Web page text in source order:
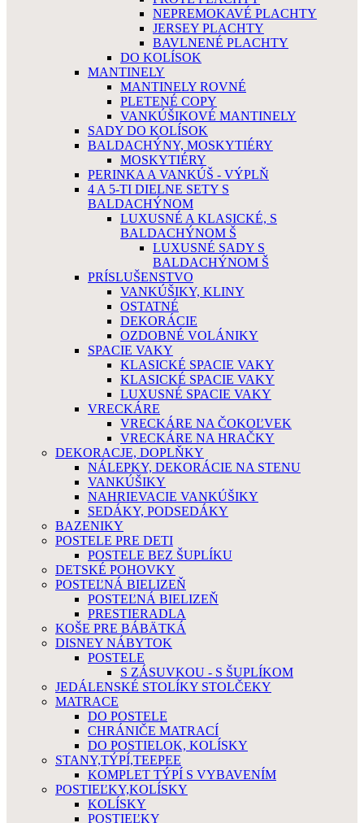
NEPREMOKAVÉ PLACHTY
JERSEY PLACHTY
BAVLNENÉ PLACHTY
DO KOLÍSOK
MANTINELY
MANTINELY ROVNÉ
PLETENÉ COPY
VANKÚŠIKOVÉ MANTINELY
SADY DO KOLÍSOK
BALDACHÝNY, MOSKYTIÉRY
MOSKYTIÉRY
PERINKA A VANKÚŠ - VÝPLŇ
4 A 5-TI DIELNE SETY S
BALDACHÝNOM
LUXUSNÉ A KLASICKÉ, S
BALDACHÝNOM Š
LUXUSNÉ SADY S
BALDACHÝNOM Š
PRÍSLUŠENSTVO
VANKÚŠIKY, KLINY
OSTATNÉ
DEKORÁCIE
OZDOBNÉ VOLÁNIKY
SPACIE VAKY
KLASICKÉ SPACIE VAKY
KLASICKÉ SPACIE VAKY
LUXUSNÉ SPACIE VAKY
VRECKÁRE
VRECKÁRE NA ČOKOĽVEK
VRECKÁRE NA HRAČKY
DEKORACJE, DOPLŇKY
NÁLEPKY, DEKORÁCIE NA STENU
VANKÚŠIKY
NAHRIEVACIE VANKÚŠIKY
SEDÁKY, PODSEDÁKY
BAZENIKY
POSTELE PRE DETI
POSTELE BEZ ŠUPLÍKU
DETSKÉ POHOVKY
POSTEĽNÁ BIELIZEŇ
POSTEĽNÁ BIELIZEŇ
PRESTIERADLA
KOŠE PRE BÁBÄTKÁ
DISNEY NÁBYTOK
POSTELE
S ZÁSUVKOU - S ŠUPLÍKOM
JEDÁLENSKÉ STOLÍKY STOLČEKY
MATRACE
DO POSTELE
CHRÁNIČE MATRACÍ
DO POSTIELOK, KOLÍSKY
STANY,TÝPÍ,TEEPEE
KOMPLET TÝPÍ S VYBAVENÍM
POSTIEĽKY,KOLÍSKY
KOLÍSKY
POSTIEĽKY